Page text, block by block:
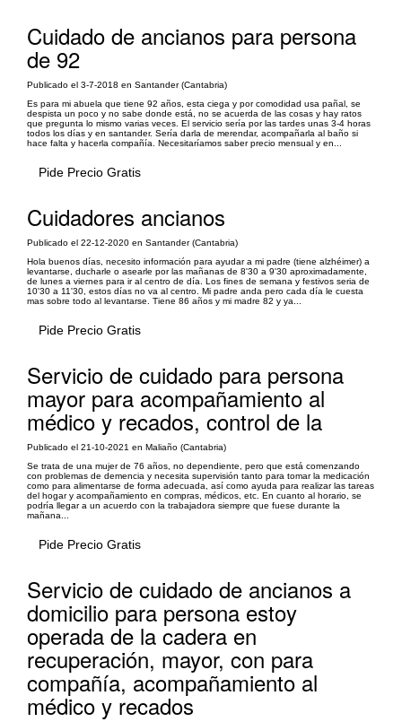
Cuidado de ancianos para persona
de 92
Publicado el 3-7-2018 en Santander (Cantabria)
Es para mi abuela que tiene 92 años, esta ciega y por comodidad usa pañal, se
despista un poco y no sabe donde está, no se acuerda de las cosas y hay ratos
que pregunta lo mismo varias veces. El servicio sería por las tardes unas 3-4 horas
todos los días y en santander. Sería darla de merendar, acompañarla al baño si
hace falta y hacerla compañía. Necesitaríamos saber precio mensual y en...
Pide Precio Gratis
Cuidadores ancianos
Publicado el 22-12-2020 en Santander (Cantabria)
Hola buenos días, necesito información para ayudar a mi padre (tiene alzhéimer) a
levantarse, ducharle o asearle por las mañanas de 8'30 a 9'30 aproximadamente,
de lunes a viernes para ir al centro de día. Los fines de semana y festivos seria de
10'30 a 11'30, estos días no va al centro. Mi padre anda pero cada día le cuesta
mas sobre todo al levantarse. Tiene 86 años y mi madre 82 y ya...
Pide Precio Gratis
Servicio de cuidado para persona
mayor para acompañamiento al
médico y recados, control de la
Publicado el 21-10-2021 en Maliaño (Cantabria)
Se trata de una mujer de 76 años, no dependiente, pero que está comenzando
con problemas de demencia y necesita supervisión tanto para tomar la medicación
como para alimentarse de forma adecuada, así como ayuda para realizar las tareas
del hogar y acompañamiento en compras, médicos, etc. En cuanto al horario, se
podría llegar a un acuerdo con la trabajadora siempre que fuese durante la
mañana...
Pide Precio Gratis
Servicio de cuidado de ancianos a
domicilio para persona estoy
operada de la cadera en
recuperación, mayor, con para
compañía, acompañamiento al
médico y recados